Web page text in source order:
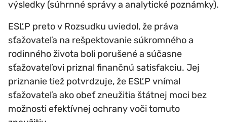
výsledky (súhrnné správy a analytické poznámky).
ESĽP preto v Rozsudku uviedol, že práva
sťažovateľa na rešpektovanie súkromného a
rodinného života boli porušené a súčasne
sťažovateľovi priznal finančnú satisfakciu. Jej
priznanie tiež potvrdzuje, že ESĽP vnímal
sťažovateľa ako obeť zneužitia štátnej moci bez
možnosti efektívnej ochrany voči tomuto